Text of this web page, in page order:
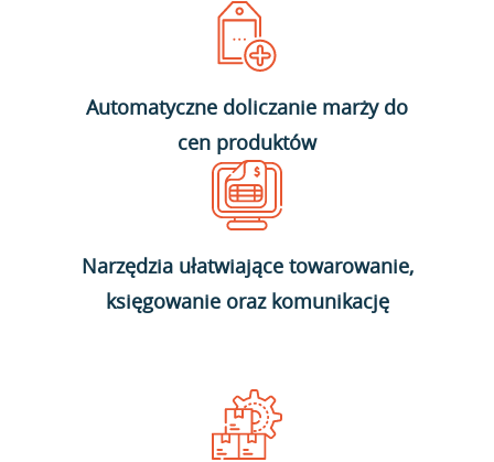
Automatyczne doliczanie marży do
cen produktów
Narzędzia ułatwiające towarowanie,
księgowanie oraz komunikację